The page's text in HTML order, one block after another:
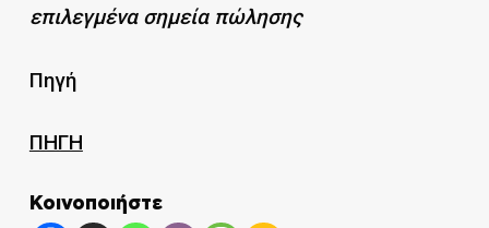
επιλεγμένα σημεία πώλησης
Πηγή
ΠΗΓΗ
Κοινοποιήστε